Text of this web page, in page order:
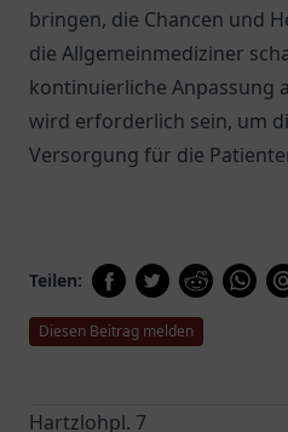
bringen, die Chancen und
die Allgemeinmediziner
kontinuierliche Anpassung
wird erforderlich sein, um
Versorgung für die
Teilen:
Diesen Beitrag melden
Hartzlohpl. 7